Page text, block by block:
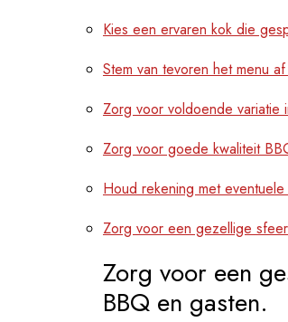
Kies een ervaren kok die
Stem van tevoren het menu
Zorg voor voldoende
Zorg voor goede kwaliteit
Houd rekening met
Zorg voor een gezellige
Zorg voor een
BBQ en gasten.